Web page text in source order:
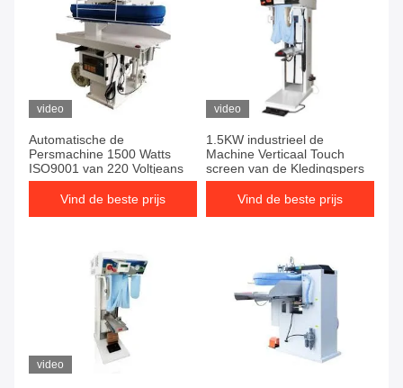
video
Automatische de
Persmachine 1500 Watts
ISO9001 van 220 Voltjeans
Vind de beste prijs
video
1.5KW industrieel de
Machine Verticaal Touch
screen van de Kledingspers
Vind de beste prijs
video